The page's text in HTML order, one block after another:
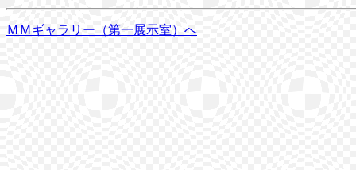
ＭＭギャラリー（第一展示室）へ